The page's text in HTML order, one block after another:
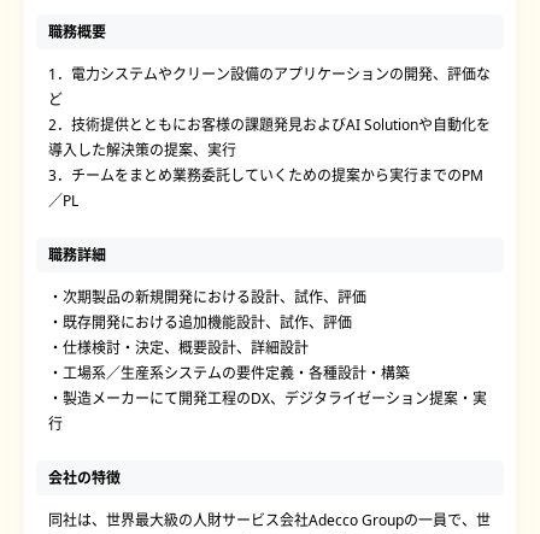
職務概要
1．電力システムやクリーン設備のアプリケーションの開発、評価な
ど
2．技術提供とともにお客様の課題発見およびAI Solutionや自動化を
導入した解決策の提案、実行
3．チームをまとめ業務委託していくための提案から実行までのPM
／PL
職務詳細
・次期製品の新規開発における設計、試作、評価
・既存開発における追加機能設計、試作、評価
・仕様検討・決定、概要設計、詳細設計
・工場系／生産系システムの要件定義・各種設計・構築
・製造メーカーにて開発工程のDX、デジタライゼーション提案・実
行
会社の特徴
同社は、世界最大級の人財サービス会社Adecco Groupの一員で、世